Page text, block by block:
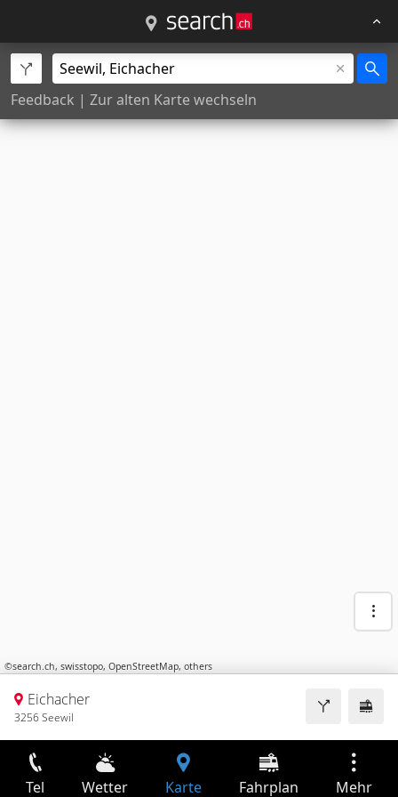
Feedback | Zur alten Karte wechseln
©search.ch, swisstopo, OpenStreetMap, others
Eichacher
3256 Seewil
Tel Wetter Karte Fahrplan Mehr